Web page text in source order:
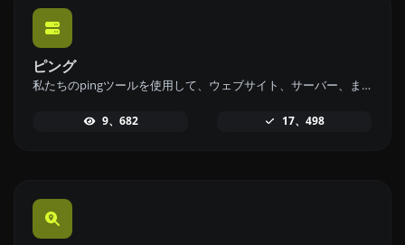
ピング
私たちのpingツールを使用して、ウェブサイト、サーバー、またはポートのステータスと応答時間を迅速かつ効率的に確認してください。
9、682 17、498